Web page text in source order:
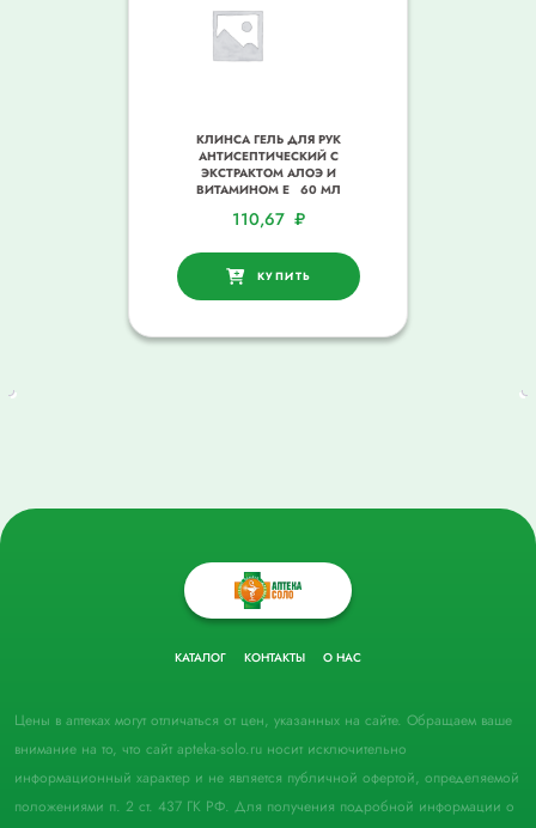
КЛИНСА ГЕЛЬ ДЛЯ РУК
АНТИСЕПТИЧЕСКИЙ С
ЭКСТРАКТОМ АЛОЭ И
ВИТАМИНОМ Е 60 МЛ
110,67 ₽
КУПИТЬ
КАТАЛОГ КОНТАКТЫ О НАС
Цены в аптеках могут отличаться от цен, указанных на сайте. Обращаем ваше
внимание на то, что сайт apteka-solo.ru носит исключительно
информационный характер и не является публичной офертой, определяемой
положениями п. 2 ст. 437 ГК РФ. Для получения подробной информации о